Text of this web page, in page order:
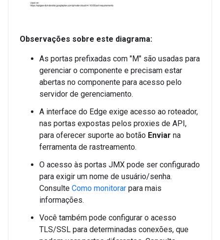
Observações sobre este diagrama:
As portas prefixadas com "M" são usadas para
gerenciar o componente e precisam estar
abertas no componente para acesso pelo
servidor de gerenciamento.
A interface do Edge exige acesso ao roteador,
nas portas expostas pelos proxies de API,
para oferecer suporte ao botão Enviar na
ferramenta de rastreamento.
O acesso às portas JMX pode ser configurado
para exigir um nome de usuário/senha.
Consulte Como monitorar para mais
informações.
Você também pode configurar o acesso
TLS/SSL para determinadas conexões, que